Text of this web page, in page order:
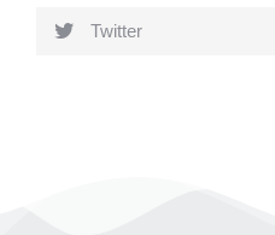
Twitter